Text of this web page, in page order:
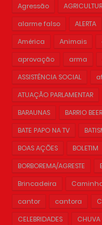
Agressão
alarme falso
ALERTA
América
Animais
aprovação
arma
ASSISTÊNCIA SOCIAL
ATUAÇÃO PARLAMENTAR
BARAUNAS
BARRIO BEER
BATE PAPO NA TV
BOAS AÇÕES
BOLETIM
BORBOREMA/AGRESTE
Brincadeira
cantor
cantora
CELEBRIDADES
CHUVA